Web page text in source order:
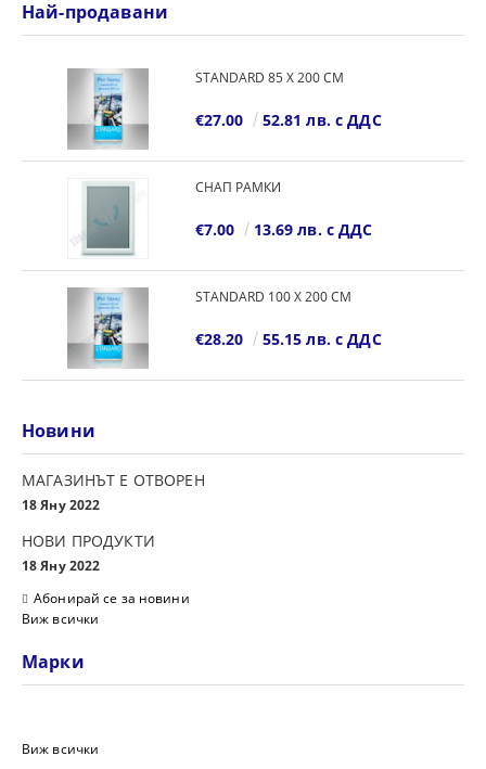
Най-продавани
STANDARD 85 Х 200 СМ
€27.00 52.81 лв. с ДДС
СНАП РАМКИ
€7.00 13.69 лв. с ДДС
STANDARD 100 Х 200 СМ
€28.20 55.15 лв. с ДДС
Новини
МАГАЗИНЪТ Е ОТВОРЕН
18 Яну 2022
НОВИ ПРОДУКТИ
18 Яну 2022
Абонирай се за новини
Виж всички
Марки
Виж всички